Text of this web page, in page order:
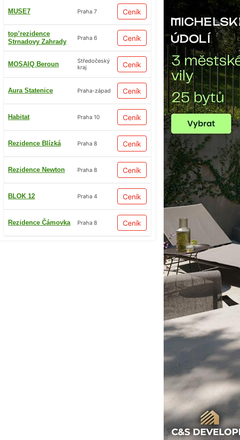
MUSE7 Praha 7 Ceník
top’rezidence
Strnadovy Zahrady
Praha 6 Ceník
MOSAIQ Beroun
Středočeský
kraj
Ceník
Aura Statenice Praha-západ Ceník
Habitat Praha 10 Ceník
Rezidence Blízká Praha 8 Ceník
Rezidence Newton Praha 8 Ceník
BLOK 12 Praha 4 Ceník
Rezidence Čámovka Praha 8 Ceník